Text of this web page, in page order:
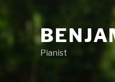
Pianist